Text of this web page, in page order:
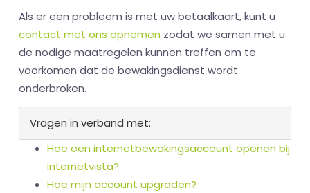
Als er een probleem is met uw betaalkaart, kunt u
contact met ons opnemen zodat we samen met u
de nodige maatregelen kunnen treffen om te
voorkomen dat de bewakingsdienst wordt
onderbroken.
Vragen in verband met:
Hoe een internetbewakingsaccount openen bij
internetvista?
Hoe mijn account upgraden?